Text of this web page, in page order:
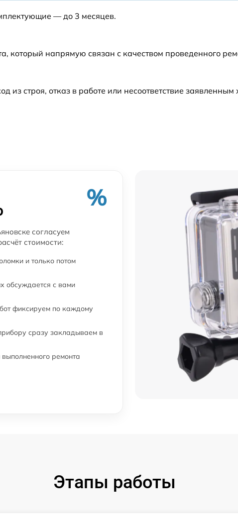
— до 3 месяцев.
который напрямую связан с качеством проведенного
строя, отказ в работе или несоответствие
%
согласуем
стоимости:
и только потом
обсуждается с вами
фиксируем по каждому
сразу закладываем в
ремонта
Этапы работы